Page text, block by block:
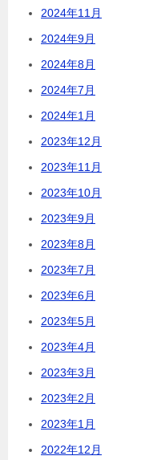
2024年11月
2024年9月
2024年8月
2024年7月
2024年1月
2023年12月
2023年11月
2023年10月
2023年9月
2023年8月
2023年7月
2023年6月
2023年5月
2023年4月
2023年3月
2023年2月
2023年1月
2022年12月